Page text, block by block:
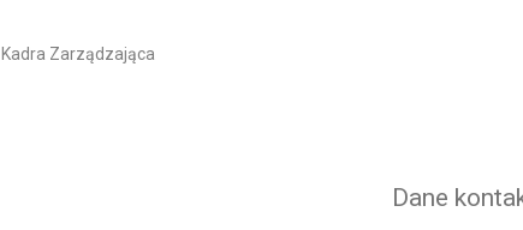
Kadra Zarządzająca
Dane